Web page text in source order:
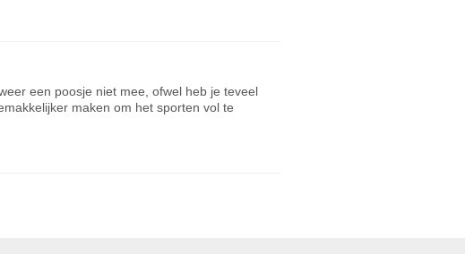
een poosje niet mee, ofwel heb je teveel
maken om het sporten vol te